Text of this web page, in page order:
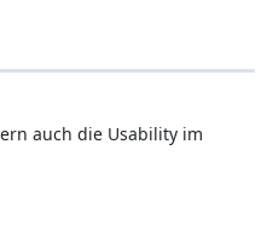
auch die Usability im